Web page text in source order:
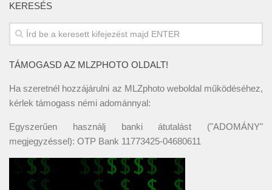
KERESÉS
TÁMOGASD AZ MLZPHOTO OLDALT!
Ha szeretnél hozzájárulni az MLZphoto weboldal működéséhez,
kérlek támogass némi adománnyal:
Egyszerűen használj banki átutalást ("ADOMÁNY"
megjegyzéssel): OTP Bank 11773425-04680611